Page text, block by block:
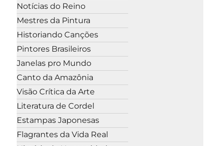
Notícias do Reino
Mestres da Pintura
Historiando Canções
Pintores Brasileiros
Janelas pro Mundo
Canto da Amazônia
Visão Crítica da Arte
Literatura de Cordel
Estampas Japonesas
Flagrantes da Vida Real